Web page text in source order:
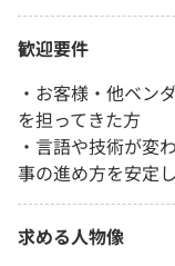
歓迎要件
・お客様・他ベン
を担ってきた方
・言語や技術が変
事の進め方を安定
求める人物像